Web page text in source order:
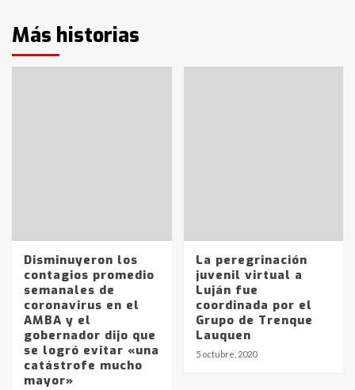
Más historias
Disminuyeron los
contagios promedio
semanales de
coronavirus en el
AMBA y el
gobernador dijo que
se logró evitar «una
catástrofe mucho
mayor»
La peregrinación
juvenil virtual a
Luján fue
coordinada por el
Grupo de Trenque
Lauquen
5 octubre, 2020